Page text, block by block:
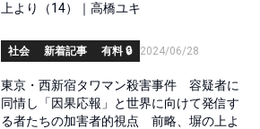
上より（14）｜高橋ユキ
社会 新着記事 有料 🔒 2024/06/28
東京・西新宿タワマン殺害事件 容疑者に
同情し「因果応報」と世界に向けて発信す
る者たちの加害者的視点 前略、塀の上よ